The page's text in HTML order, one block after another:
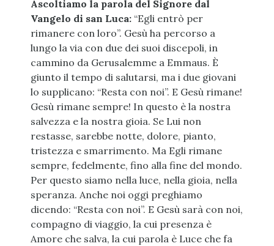
Ascoltiamo la parola del Signore dal
Vangelo di san Luca:“Egli entrò per
rimanere con loro”. Gesù ha percorso a
lungo la via con due dei suoi discepoli, in
cammino da Gerusalemme a Emmaus. È
giunto il tempo di salutarsi, ma i due giovani
lo supplicano: “Resta con noi”. E Gesù rimane!
Gesù rimane sempre! In questo è la nostra
salvezza e la nostra gioia. Se Lui non
restasse, sarebbe notte, dolore, pianto,
tristezza e smarrimento. Ma Egli rimane
sempre, fedelmente, fino alla fine del mondo.
Per questo siamo nella luce, nella gioia, nella
speranza. Anche noi oggi preghiamo
dicendo: “Resta con noi”. E Gesù sarà con noi,
compagno di viaggio, la cui presenza è
Amore che salva, la cui parola è Luce che fa